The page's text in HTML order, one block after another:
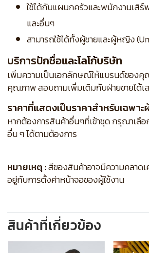
ใช้ได้กับแผนกครัวและพนักงานเสิ
และอื่นๆ
สามารถใช้ได้ทั้งผู้ชายและผู้หญิง
บริการปักชื่อและโลโก้บริษัท
เพิ่มความเป็นเอกลักษณ์ให้แบรนด์ของ
คุณภาพ สอบถามเพิ่มเติมกับฝ่ายขายได้เ
ราคาที่แสดงเป็นราคาสำหรับเฉพาะ
หากต้องการสินค้าอื่นๆที่เข้าชุด กรุณาเลื
อื่น ๆ ได้ตามต้องการ
หมายเหตุ :สีของสินค้าอาจมีความคลาด
อยู่กับการตั้งค่าหน้าจอของผู้ใช้งาน
สินค้าที่เกี่ยวข้อง